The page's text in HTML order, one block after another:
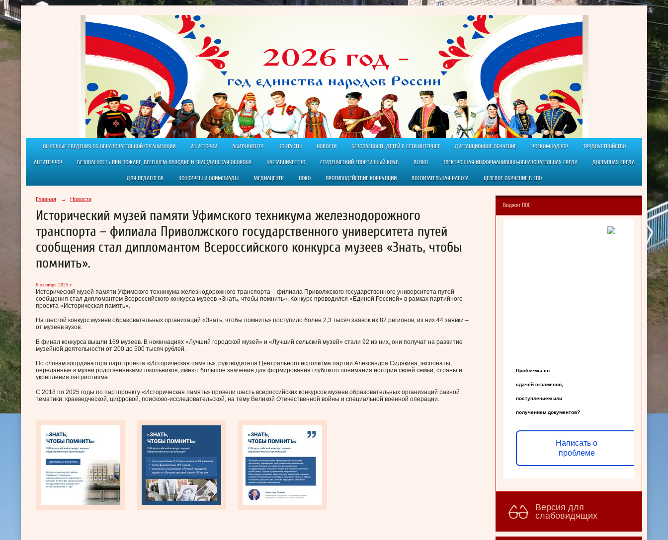
ОСНОВНЫЕ СВЕДЕНИЯ ОБ ОБРАЗОВАТЕЛЬНОЙ ОРГАНИЗАЦИИ ИЗ ИСТОРИИ АБИТУРИЕНТУ КОНТАКТЫ НОВОСТИ БЕЗОПАСНОСТЬ ДЕТЕЙ В СЕТИ ИНТЕРНЕТ ДИСТАНЦИОННОЕ ОБУЧЕНИЕ РОСКОМНАДЗОР ТРУДОУСТРОЙСТВО
АНТИТЕРРОР БЕЗОПАСНОСТЬ ПРИ ПОЖАРЕ, ВЕСЕННЕМ ПАВОДКЕ И ГРАЖДАНСКАЯ ОБОРОНА НАСТАВНИЧЕСТВО СТУДЕНЧЕСКИЙ СПОРТИВНЫЙ КЛУБ ВСОКО ЭЛЕКТРОННАЯ ИНФОРМАЦИОННО-ОБРАЗОВАТЕЛЬНАЯ СРЕДА ДОСТУПНАЯ СРЕДА
ДЛЯ ПЕДАГОГОВ КОНКУРСЫ И ОЛИМПИАДЫ МЕДИАЦЕНТР НОКО ПРОТИВОДЕЙСТВИЕ КОРРУПЦИИ ВОСПИТАТЕЛЬНАЯ РАБОТА ЦЕЛЕВОЕ ОБУЧЕНИЕ В СПО
Главная → Новости
Исторический музей памяти Уфимского техникума железнодорожного
транспорта – филиала Приволжского государственного университета путей
сообщения стал дипломантом Всероссийского конкурса музеев «Знать, чтобы
помнить».
6 октября 2025 г.
Исторический музей памяти Уфимского техникума железнодорожного транспорта – филиала Приволжского государственного университета путей
сообщения стал дипломантом Всероссийского конкурса музеев «Знать, чтобы помнить». Конкурс проводился «Единой Россией» в рамках партийного
проекта «Историческая память».
На шестой конкурс музеев образовательных организаций «Знать, чтобы помнить» поступило более 2,3 тысяч заявок их 82 регионов, из них 44 заявки –
от музеев вузов.
В финал конкурса вышли 169 музеев. В номинациях «Лучший городской музей» и «Лучший сельский музей» стали 92 из них, они получат на развитие
музейной деятельности от 200 до 500 тысяч рублей.
По словам координатора партпроекта «Историческая память», руководителя Центрального исполкома партии Александра Сидякина, экспонаты,
переданные в музеи родственниками школьников, имеют большое значение для формирования глубокого понимания истории своей семьи, страны и
укрепления патриотизма.
С 2018 по 2025 годы по партпроекту «Историческая память» провели шесть всероссийских конкурсов музеев образовательных организаций разной
тематики: краеведческой, цифровой, поисково-исследовательской, на тему Великой Отечественной войны и специальной военной операции.
Виджет ПОС
Проблемы со
сдачей экзаменов,
поступлением или
получением документов?
Написать о
проблеме
Версия для
слабовидящих